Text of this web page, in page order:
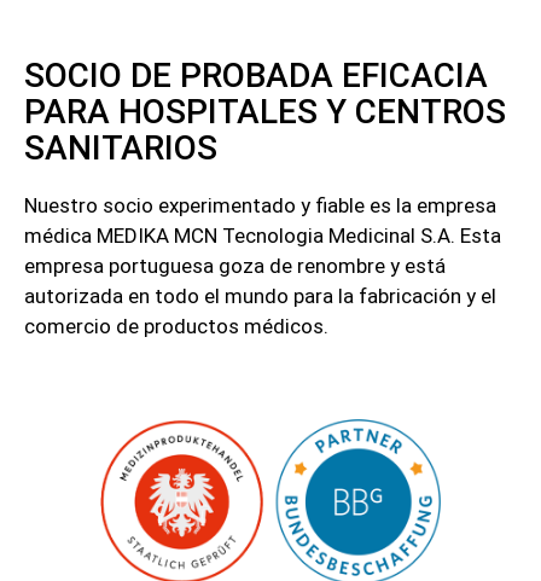
SOCIO DE PROBADA EFICACIA
PARA HOSPITALES Y CENTROS
SANITARIOS
Nuestro socio experimentado y fiable es la empresa
médica MEDIKA MCN Tecnologia Medicinal S.A. Esta
empresa portuguesa goza de renombre y está
autorizada en todo el mundo para la fabricación y el
comercio de productos médicos.